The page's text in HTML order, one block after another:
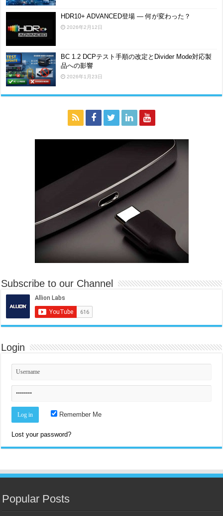
HDR10+ ADVANCED登場 ― 何が変わった？
2026年2月12日
BC 1.2 DCPテスト手順の改定とDivider Mode対応製
品への影響
2026年1月23日
Subscribe to our Channel
Login
Remember Me
Lost your password?
Popular Posts